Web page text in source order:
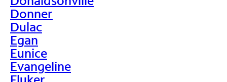
Donner
Dulac
Egan
Eunice
Evangeline